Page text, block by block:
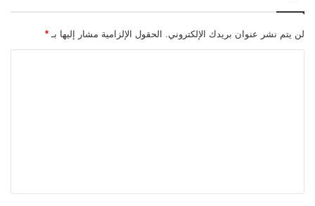
لن يتم نشر عنوان بريدك الإلكتروني. الحقول الإلزامية مشار إليها بـ *